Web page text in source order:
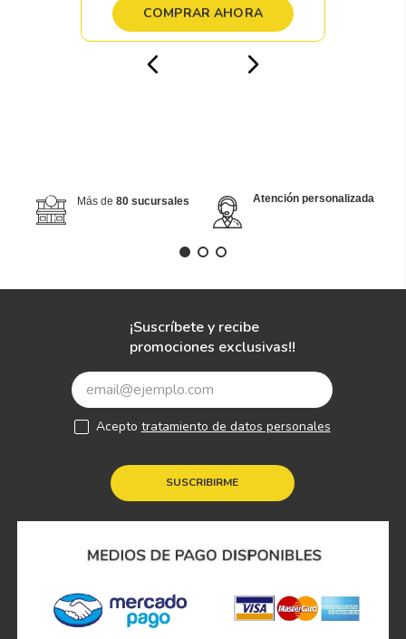
COMPRAR AHORA
Más de 80 sucursales Atención personalizada
¡Suscríbete y recibe
promociones exclusivas!!
SUSCRIBIRME
Acepto tratamiento de datos personales